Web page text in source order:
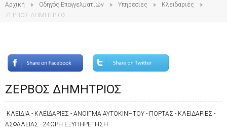
Αρχική Οδηγός Επαγγελματιών Υπηρεσίες
Κλειδαριές
ΖΕΡΒΟΣ ΔΗΜΗΤΡΙΟΣ
ΖΕΡΒΟΣ ΔΗΜΗΤΡΙΟΣ
ΚΛΕΙΔΙΑ - ΚΛΕΙΔΑΡΙΕΣ - ΑΝΟΙΓΜΑ ΑΥΤΟΚΙΝΗΤΟΥ - ΠΟΡΤΑΣ - ΚΛΕΙΔΑΡΙΕΣ -
ΑΣΦΑΛΕΙΑΣ - 24ΩΡΗ ΕΞΥΠΗΡΕΤΗΣΗ